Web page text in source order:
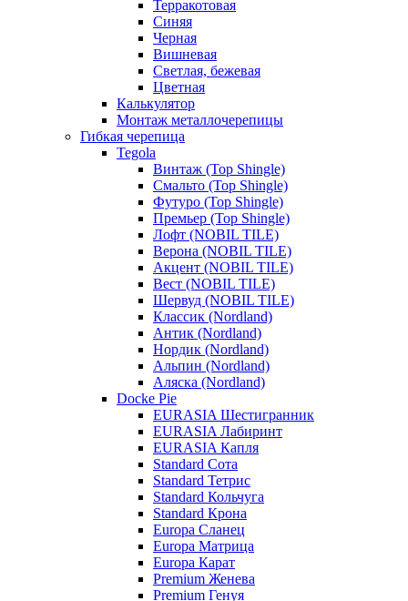
Терракотовая
Синяя
Черная
Вишневая
Светлая, бежевая
Цветная
Калькулятор
Монтаж металлочерепицы
Гибкая черепица
Tegola
Винтаж (Top Shingle)
Смальто (Top Shingle)
Футуро (Top Shingle)
Премьер (Top Shingle)
Лофт (NOBIL TILE)
Верона (NOBIL TILE)
Акцент (NOBIL TILE)
Вест (NOBIL TILE)
Шервуд (NOBIL TILE)
Классик (Nordland)
Антик (Nordland)
Нордик (Nordland)
Альпин (Nordland)
Аляска (Nordland)
Docke Pie
EURASIA Шестигранник
EURASIA Лабиринт
EURASIA Капля
Standard Сота
Standard Тетрис
Standard Кольчуга
Standard Крона
Europa Сланец
Europa Матрица
Europa Карат
Premium Женева
Premium Генуя